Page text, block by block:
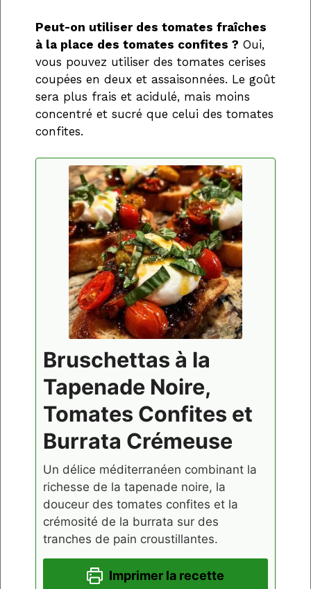
Peut-on utiliser des tomates fraîches
à la place des tomates confites ? Oui,
vous pouvez utiliser des tomates cerises
coupées en deux et assaisonnées. Le goût
sera plus frais et acidulé, mais moins
concentré et sucré que celui des tomates
confites.
Bruschettas à la
Tapenade Noire,
Tomates Confites et
Burrata Crémeuse
Un délice méditerranéen combinant la
richesse de la tapenade noire, la
douceur des tomates confites et la
crémosité de la burrata sur des
tranches de pain croustillantes.
Imprimer la recette